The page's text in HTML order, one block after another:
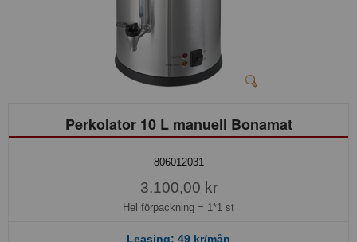
Perkolator 10 L manuell Bonamat
806012031
3.100,00 kr
Hel förpackning = 1*1 st
Leasing: 49 kr/mån